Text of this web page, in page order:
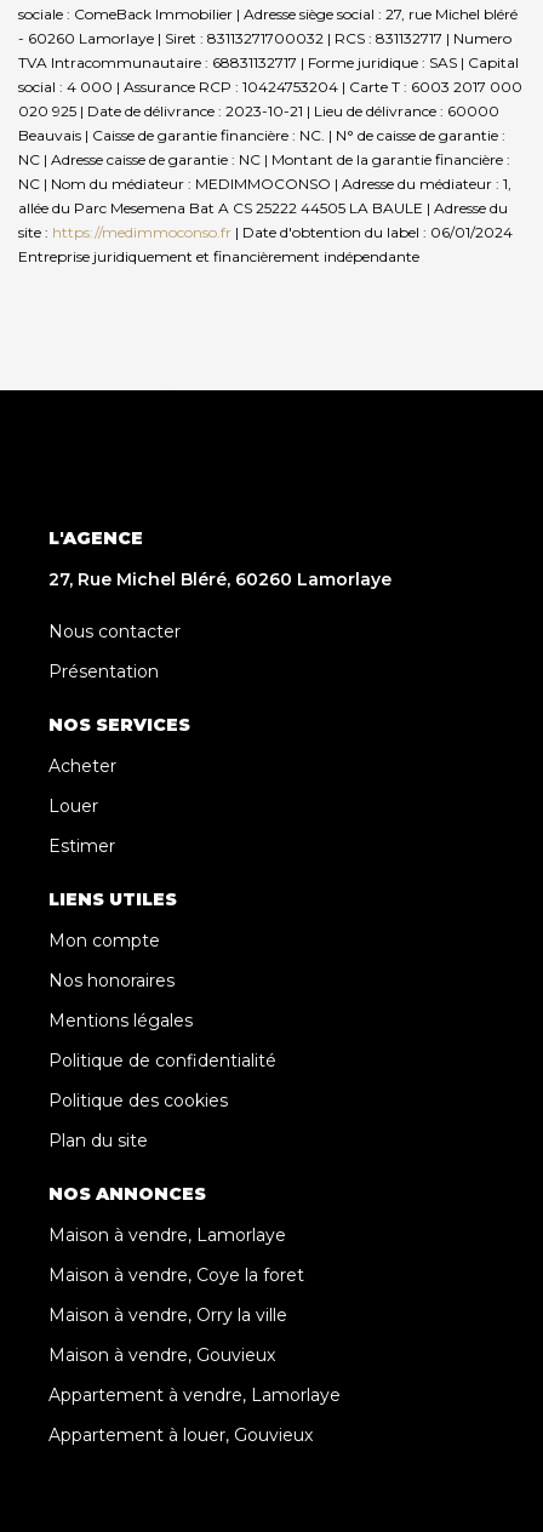
sociale : ComeBack Immobilier | Adresse siège social : 27, rue Michel bléré
- 60260 Lamorlaye | Siret : 83113271700032 | RCS : 831132717 | Numero
TVA Intracommunautaire : 68831132717 | Forme juridique : SAS | Capital
social : 4 000 | Assurance RCP : 10424753204 | Carte T : 6003 2017 000
020 925 | Date de délivrance : 2023-10-21 | Lieu de délivrance : 60000
Beauvais | Caisse de garantie financière : NC. | N° de caisse de garantie :
NC | Adresse caisse de garantie : NC | Montant de la garantie financière :
NC | Nom du médiateur : MEDIMMOCONSO | Adresse du médiateur : 1,
allée du Parc Mesemena Bat A CS 25222 44505 LA BAULE | Adresse du
site : https://medimmoconso.fr | Date d'obtention du label : 06/01/2024
Entreprise juridiquement et financièrement indépendante
L'AGENCE
27, Rue Michel Bléré, 60260 Lamorlaye
Nous contacter
Présentation
NOS SERVICES
Acheter
Louer
Estimer
LIENS UTILES
Mon compte
Nos honoraires
Mentions légales
Politique de confidentialité
Politique des cookies
Plan du site
NOS ANNONCES
Maison à vendre, Lamorlaye
Maison à vendre, Coye la foret
Maison à vendre, Orry la ville
Maison à vendre, Gouvieux
Appartement à vendre, Lamorlaye
Appartement à louer, Gouvieux